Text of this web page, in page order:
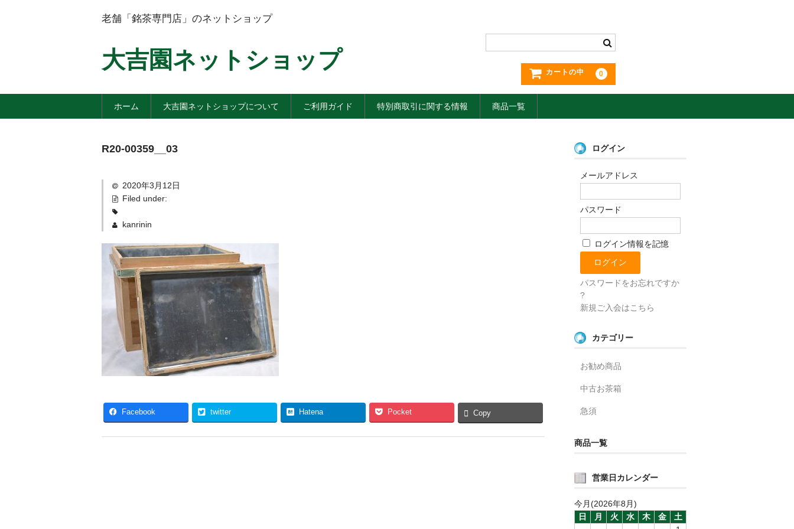
老舗「銘茶専門店」のネットショップ
大吉園ネットショップ カートの中 0
ホーム 大吉園ネットショップについて ご利用ガイド 特別商取引に関する情報 商品一覧
R20-00359__03
2020年3月12日
Filed under:
kanrinin
Facebook twitter Hatena Pocket Copy
ログイン
メールアドレス
パスワード
ログイン情報を記憶
パスワードをお忘れですか
?
新規ご入会はこちら
カテゴリー
お勧め商品
中古お茶箱
急須
商品一覧
営業日カレンダー
今月(2026年8月)
日
月 火 水 木 金
土